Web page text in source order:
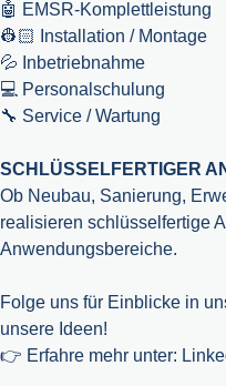
🤖 EMSR-Komplettleistung
👷🏻 Installation / Montage
💦 Inbetriebnahme
💻 Personalschulung
🔧 Service / Wartung
SCHLÜSSELFERTIGER
Ob Neubau, Sanierung,
realisieren schlüsselfertige
Anwendungsbereiche.
Folge uns für Einblicke in
unsere Ideen!
👉 Erfahre mehr unter: